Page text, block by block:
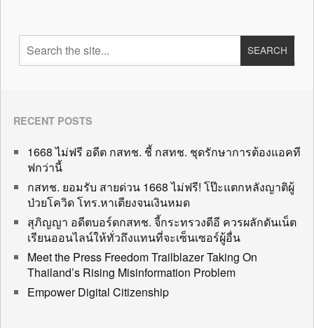
RECENT POSTS
1668 ไม่ฟรี อดีต กสทช. ชี้ กสทช. ชุดรักษาการต้องแอคที
ฟกว่านี้
กสทช. ยอมรับ สายด่วน 1668 ไม่ฟรี! โป๊ะแตกหลังญาติผู้
ป่วยโควิด โทร.หาเตียงจนเงินหมด
สุภิญญา อดีตบอร์ดกสทช. จี้กระทรวงดีอี ควรผลักดันเน็ต
เรียนออนไลน์ให้ทั่วถึงแทนที่จะเซ็นเซอร์ผู้อื่น
Meet the Press Freedom Trailblazer Taking On
Thailand’s Rising Misinformation Problem
Empower Digital Citizenship